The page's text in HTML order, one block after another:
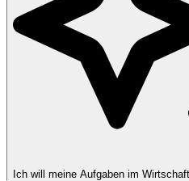
Ich will meine Aufgaben im